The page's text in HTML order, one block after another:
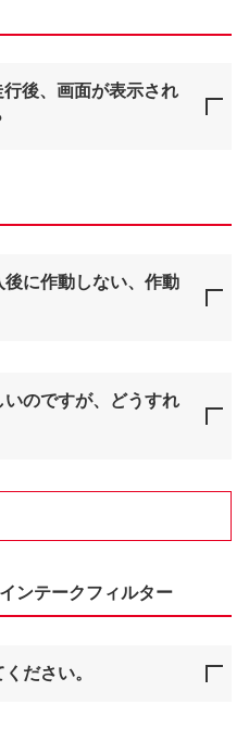
後、画面が表示され
に作動しない、作動
のですが、どうすれ
ンテークフィルター
ださい。